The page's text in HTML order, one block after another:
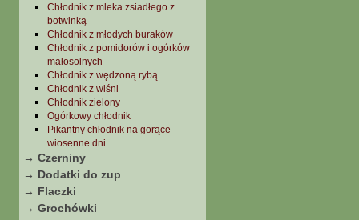
Chłodnik z mleka zsiadłego z
botwinką
Chłodnik z młodych buraków
Chłodnik z pomidorów i ogórków
małosolnych
Chłodnik z wędzoną rybą
Chłodnik z wiśni
Chłodnik zielony
Ogórkowy chłodnik
Pikantny chłodnik na gorące
wiosenne dni
→ Czerniny
→ Dodatki do zup
→ Flaczki
→ Grochówki